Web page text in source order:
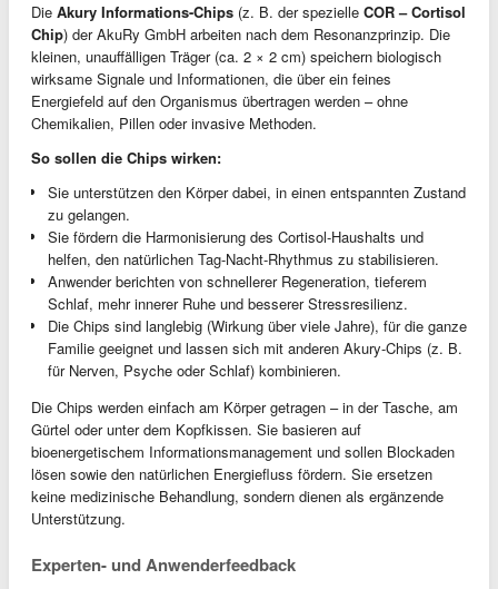
Die Akury Informations-Chips (z. B. der spezielle COR – Cortisol
Chip) der AkuRy GmbH arbeiten nach dem Resonanzprinzip. Die
kleinen, unauffälligen Träger (ca. 2 × 2 cm) speichern biologisch
wirksame Signale und Informationen, die über ein feines
Energiefeld auf den Organismus übertragen werden – ohne
Chemikalien, Pillen oder invasive Methoden.
So sollen die Chips wirken:
Sie unterstützen den Körper dabei, in einen entspannten Zustand
zu gelangen.
Sie fördern die Harmonisierung des Cortisol-Haushalts und
helfen, den natürlichen Tag-Nacht-Rhythmus zu stabilisieren.
Anwender berichten von schnellerer Regeneration, tieferem
Schlaf, mehr innerer Ruhe und besserer Stressresilienz.
Die Chips sind langlebig (Wirkung über viele Jahre), für die ganze
Familie geeignet und lassen sich mit anderen Akury-Chips (z. B.
für Nerven, Psyche oder Schlaf) kombinieren.
Die Chips werden einfach am Körper getragen – in der Tasche, am
Gürtel oder unter dem Kopfkissen. Sie basieren auf
bioenergetischem Informationsmanagement und sollen Blockaden
lösen sowie den natürlichen Energiefluss fördern. Sie ersetzen
keine medizinische Behandlung, sondern dienen als ergänzende
Unterstützung.
Experten- und Anwenderfeedback